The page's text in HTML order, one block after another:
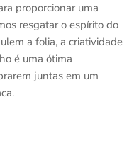
proporcionar uma
resgatar o espírito do
a folia, a criatividade
é uma ótima
juntas em um